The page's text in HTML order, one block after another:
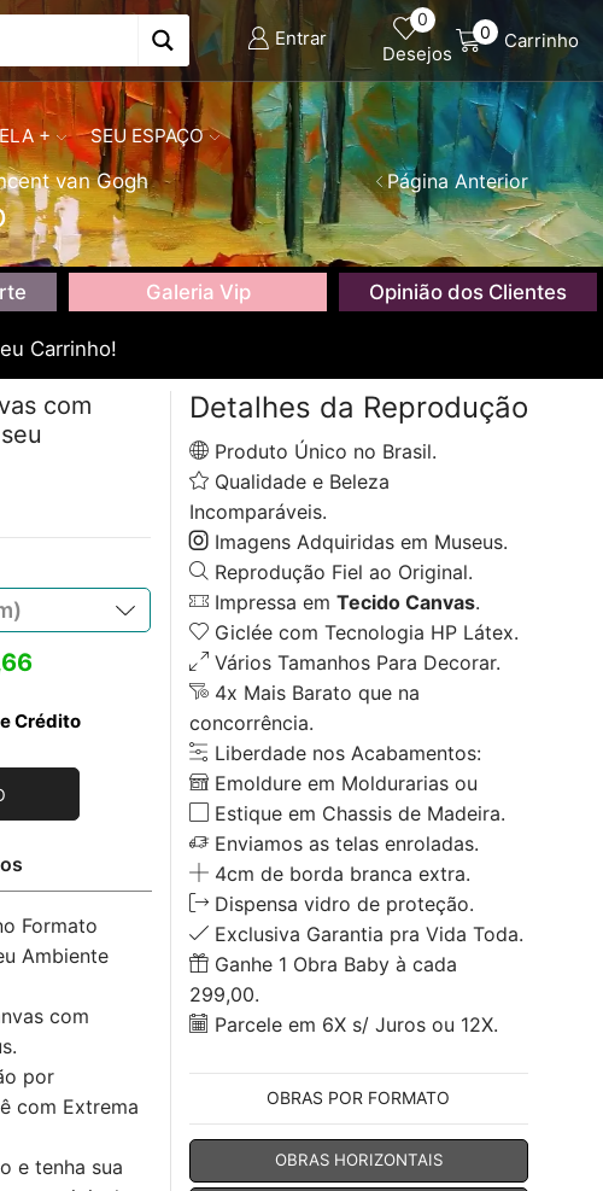
Entrar
0
Desejos
0 Carrinho
+ SEU ESPAÇO
van Gogh Página Anterior
Galeria Vip Opinião dos Clientes
Carrinho!
com
Crédito
Formato
Ambiente
com
por
com Extrema
e tenha sua
Detalhes da Reprodução
Produto Único no Brasil.
Qualidade e Beleza
Incomparáveis.
Imagens Adquiridas em Museus.
Reprodução Fiel ao Original.
Impressa em Tecido Canvas.
Giclée com Tecnologia HP Látex.
Vários Tamanhos Para Decorar.
4x Mais Barato que na
concorrência.
Liberdade nos Acabamentos:
Emoldure em Moldurarias ou
Estique em Chassis de Madeira.
Enviamos as telas enroladas.
4cm de borda branca extra.
Dispensa vidro de proteção.
Exclusiva Garantia pra Vida Toda.
Ganhe 1 Obra Baby à cada
299,00.
Parcele em 6X s/ Juros ou 12X.
OBRAS POR FORMATO
OBRAS HORIZONTAIS